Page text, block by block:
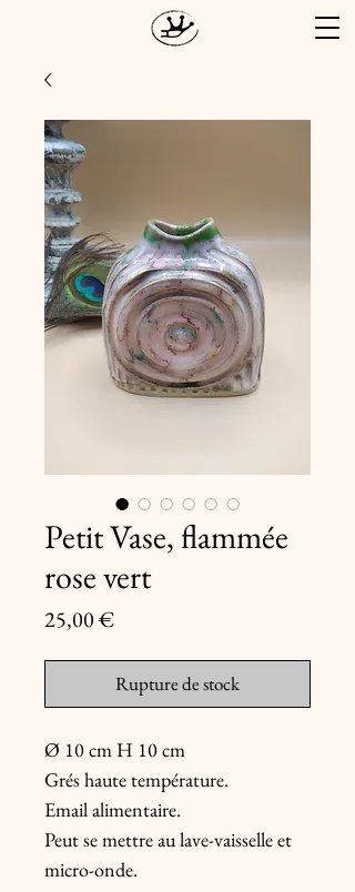
Petit Vase, flammée
rose vert
25,00 €Prix
Rupture de stock
Ø 10 cm H 10 cm
Grés haute température.
Email alimentaire.
Peut se mettre au lave-vaisselle et
micro-onde.